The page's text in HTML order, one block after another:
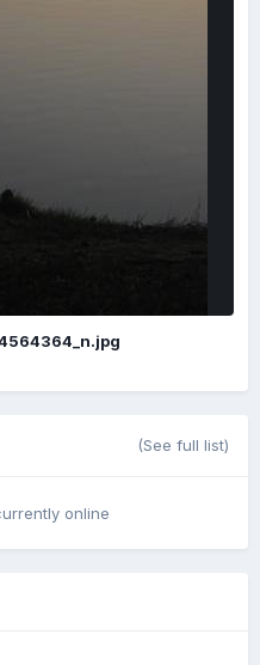
(See full list)
online